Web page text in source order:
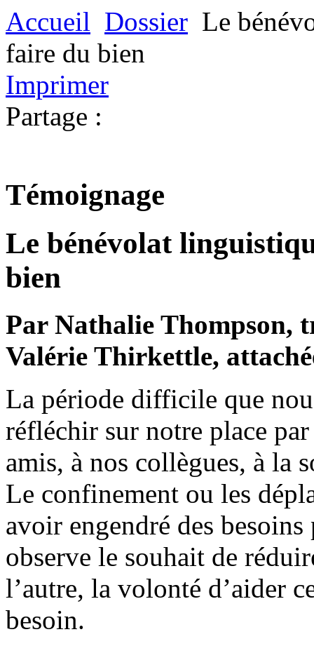
Accueil Dossier Le
faire du bien
Imprimer
Partage :
Témoignage
Le bénévolat
bien
Par Nathalie Thompson,
Valérie Thirkettle,
La période difficile que
réfléchir sur notre place
amis, à nos collègues, à la
Le confinement ou les
avoir engendré des
observe le souhait de
l’autre, la volonté d’aider
besoin.